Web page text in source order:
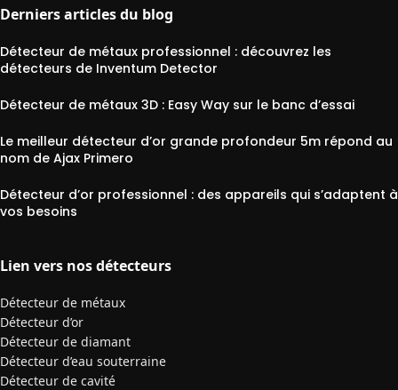
Derniers articles du blog
Détecteur de métaux professionnel : découvrez les
détecteurs de Inventum Detector
Détecteur de métaux 3D : Easy Way sur le banc d’essai
Le meilleur détecteur d’or grande profondeur 5m répond au
nom de Ajax Primero
Détecteur d’or professionnel : des appareils qui s’adaptent à
vos besoins
Lien vers nos détecteurs
Détecteur de métaux
Détecteur d’or
Détecteur de diamant
Détecteur d’eau souterraine
Détecteur de cavité